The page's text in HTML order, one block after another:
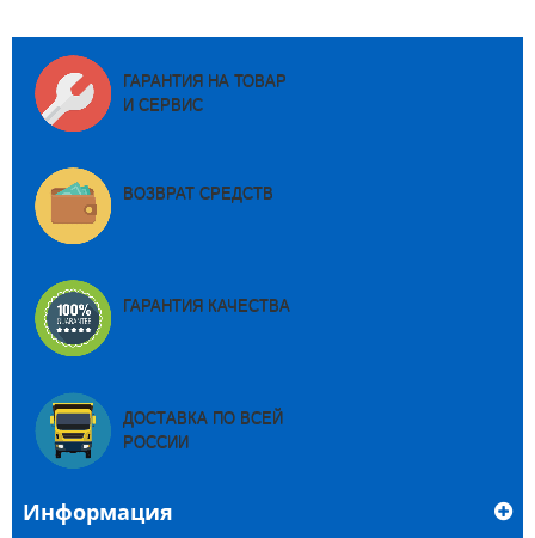
ГАРАНТИЯ НА ТОВАР
И СЕРВИС
ВОЗВРАТ СРЕДСТВ
ГАРАНТИЯ КАЧЕСТВА
ДОСТАВКА ПО ВСЕЙ
РОССИИ
Информация